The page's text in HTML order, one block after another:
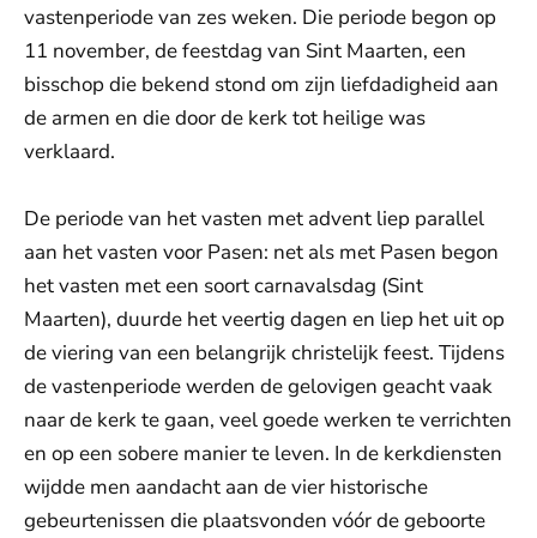
vastenperiode van zes weken. Die periode begon op
11 november, de feestdag van Sint Maarten, een
bisschop die bekend stond om zijn liefdadigheid aan
de armen en die door de kerk tot heilige was
verklaard.
De periode van het vasten met advent liep parallel
aan het vasten voor Pasen: net als met Pasen begon
het vasten met een soort carnavalsdag (Sint
Maarten), duurde het veertig dagen en liep het uit op
de viering van een belangrijk christelijk feest. Tijdens
de vastenperiode werden de gelovigen geacht vaak
naar de kerk te gaan, veel goede werken te verrichten
en op een sobere manier te leven. In de kerkdiensten
wijdde men aandacht aan de vier historische
gebeurtenissen die plaatsvonden vóór de geboorte